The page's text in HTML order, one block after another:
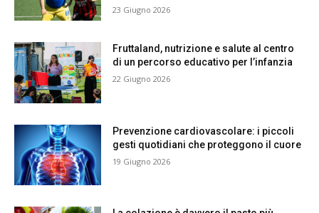
23 Giugno 2026
Fruttaland, nutrizione e salute al centro
di un percorso educativo per l’infanzia
22 Giugno 2026
Prevenzione cardiovascolare: i piccoli
gesti quotidiani che proteggono il cuore
19 Giugno 2026